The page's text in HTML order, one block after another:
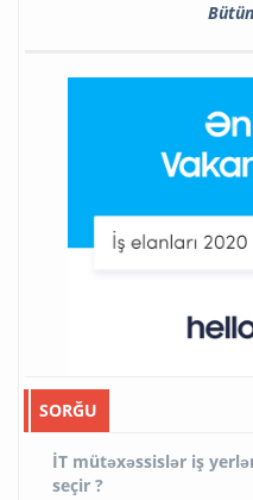
SORĞU
İT mütəxəssislər iş
seçir ?